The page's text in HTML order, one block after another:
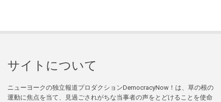
サイトについて
ニューヨークの独立報道プロダクションDemocracyNow！は、草の根の
運動に焦点を当て、見過ごされがちな当事者の声をとどけることを使命